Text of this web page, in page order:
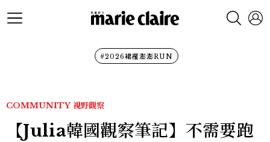
#2026裙襬澎澎RUN
COMMUNITY 視野觀察
【Julia韓國觀察筆記】不需要跑